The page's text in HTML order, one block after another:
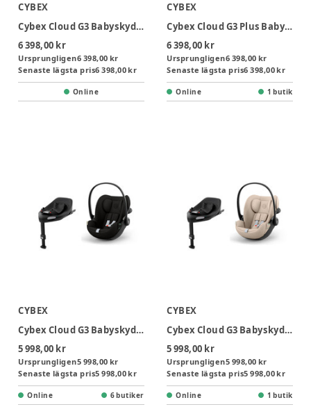
CYBEX
Cybex Cloud G3 Babyskydd Inkl. Bas - Stormy Blue
6 398,00 kr
Ursprungligen6 398,00 kr
Senaste lägsta pris6 398,00 kr
Online
CYBEX
Cybex Cloud G3 Plus Babyskydd Inkl. Bas - Moon Black
6 398,00 kr
Ursprungligen6 398,00 kr
Senaste lägsta pris6 398,00 kr
Online 1 butik
CYBEX
Cybex Cloud G3 Babyskydd Inkl. Bas - Magic Black
5 998,00 kr
Ursprungligen5 998,00 kr
Senaste lägsta pris5 998,00 kr
Online 6 butiker
CYBEX
Cybex Cloud G3 Babyskydd Inkl. Bas - Almond Beige
5 998,00 kr
Ursprungligen5 998,00 kr
Senaste lägsta pris5 998,00 kr
Online 1 butik